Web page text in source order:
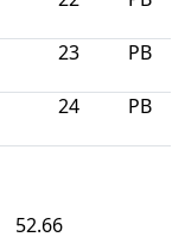
23 PB
24 PB
52.66